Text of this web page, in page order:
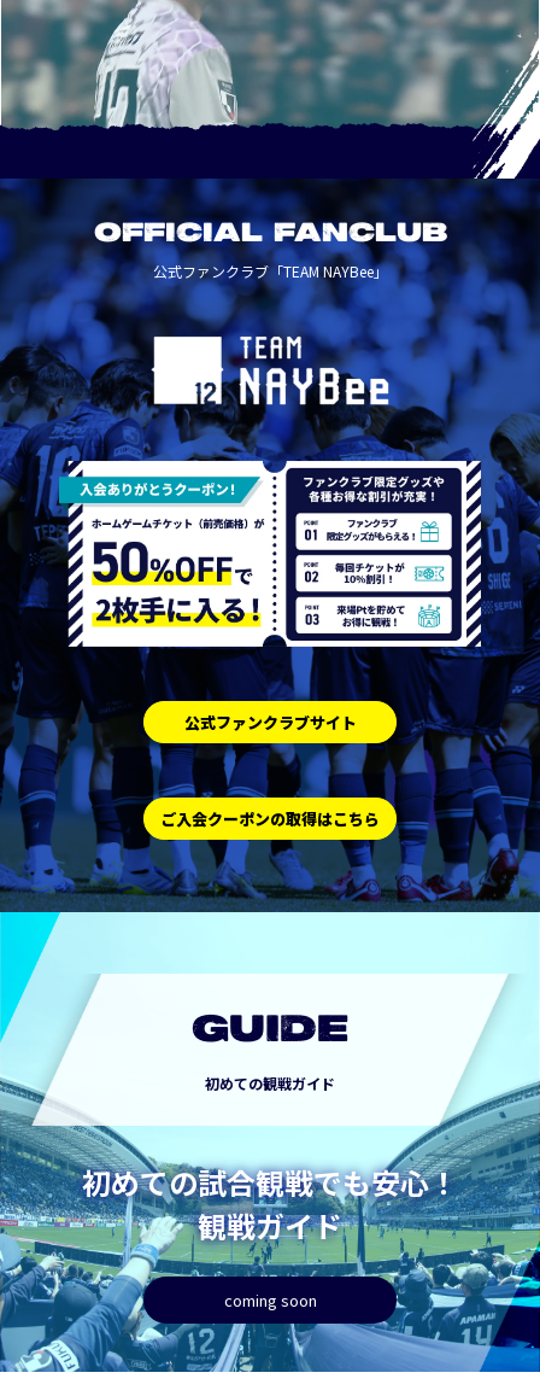
OFFICIAL FANCLUB
公式ファンクラブ「TEAM NAYBee」
公式ファンクラブサイト
ご入会クーポンの取得はこちら
GUIDE
初めての観戦ガイド
初めての試合観戦でも安心！
観戦ガイド
coming soon